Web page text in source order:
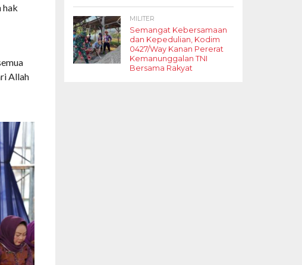
hak
Allah
MILITER
Semangat Kebersamaan
dan Kepedulian, Kodim
0427/Way Kanan Pererat
Kemanunggalan TNI
Bersama Rakyat